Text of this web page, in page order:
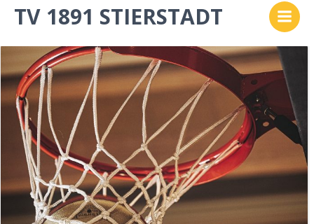
Inhalt
springen
TV 1891 STIERSTADT